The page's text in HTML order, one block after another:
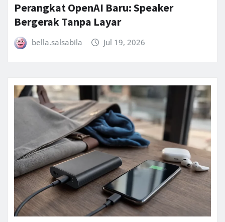
Perangkat OpenAI Baru: Speaker
Bergerak Tanpa Layar
bella.salsabila Jul 19, 2026